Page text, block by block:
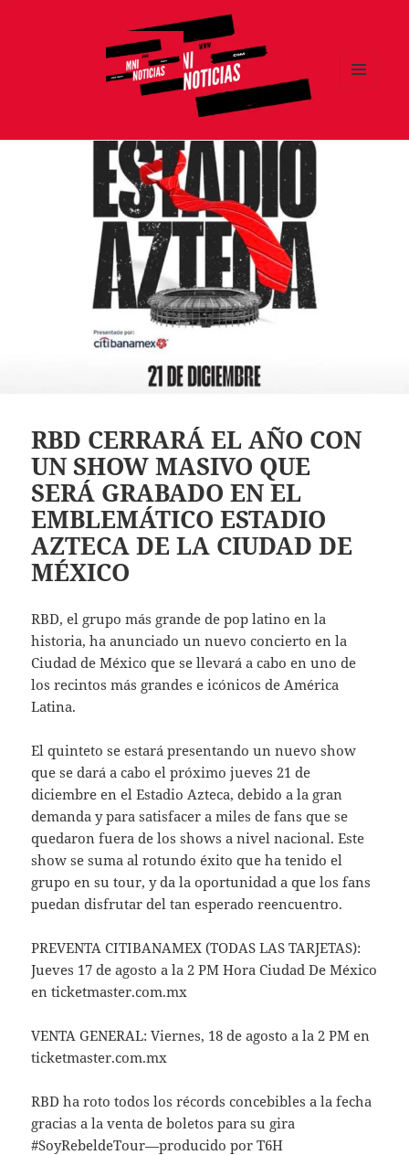
RBD CERRARÁ EL AÑO CON
UN SHOW MASIVO QUE
SERÁ GRABADO EN EL
EMBLEMÁTICO ESTADIO
AZTECA DE LA CIUDAD DE
MÉXICO
RBD, el grupo más grande de pop latino en la
historia, ha anunciado un nuevo concierto en la
Ciudad de México que se llevará a cabo en uno de
los recintos más grandes e icónicos de América
Latina.
El quinteto se estará presentando un nuevo show
que se dará a cabo el próximo jueves 21 de
diciembre en el Estadio Azteca, debido a la gran
demanda y para satisfacer a miles de fans que se
quedaron fuera de los shows a nivel nacional. Este
show se suma al rotundo éxito que ha tenido el
grupo en su tour, y da la oportunidad a que los fans
puedan disfrutar del tan esperado reencuentro.
PREVENTA CITIBANAMEX (TODAS LAS TARJETAS):
Jueves 17 de agosto a la 2 PM Hora Ciudad De México
en ticketmaster.com.mx
VENTA GENERAL: Viernes, 18 de agosto a la 2 PM en
ticketmaster.com.mx
RBD ha roto todos los récords concebibles a la fecha
gracias a la venta de boletos para su gira
#SoyRebeldeTour—producido por T6H